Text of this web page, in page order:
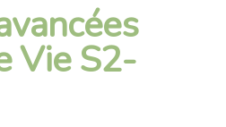
Vie S2-